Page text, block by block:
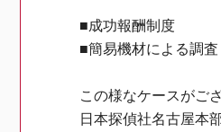
■成功報酬制度
■簡易機材による調査
この様なケースがご
日本探偵社名古屋本